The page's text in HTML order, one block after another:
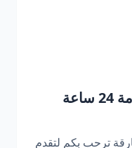
فتح سيارات في دبي | خدمة 24 ساعة
ترحب بكم لتقدم